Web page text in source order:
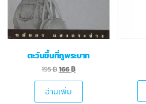
ตะวันขึ้นที่ภูพระบาท
195฿166฿
อ่านเพิ่ม